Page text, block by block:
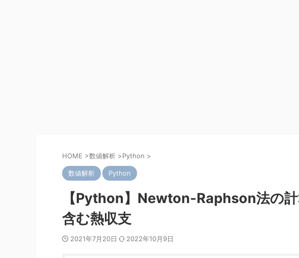
HOME >数値解析 >Python >
数値解析 Python
【Python】Newton-Raphson法の
含む熱収支
2021年7月20日 2022年10月9日